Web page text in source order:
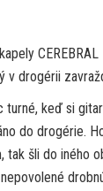
v drogérii
turné, keď si
do drogérie.
tak šli do iného